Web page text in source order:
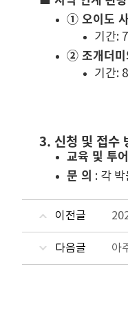
① 오이도
기간:
② 조개더미
기간:
3. 신청 및 접수
교육 및 투
문 의 : 각
이전글
다음글 아